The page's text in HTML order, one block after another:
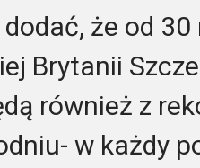
że od
Brytanii
również z
w każdy